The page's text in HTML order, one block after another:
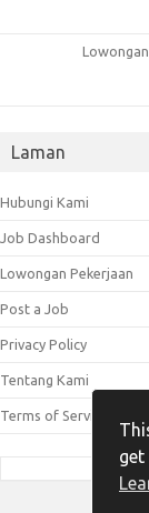
get
Laman
Hubungi Kami
Job Dashboard
Lowongan Pekerjaan
Post a Job
Privacy Policy
Tentang Kami
Terms of Service